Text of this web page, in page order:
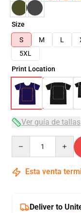
Size
S
M L
5XL
Print Location
Ver guía de tallas
Esta venta
Deliver to